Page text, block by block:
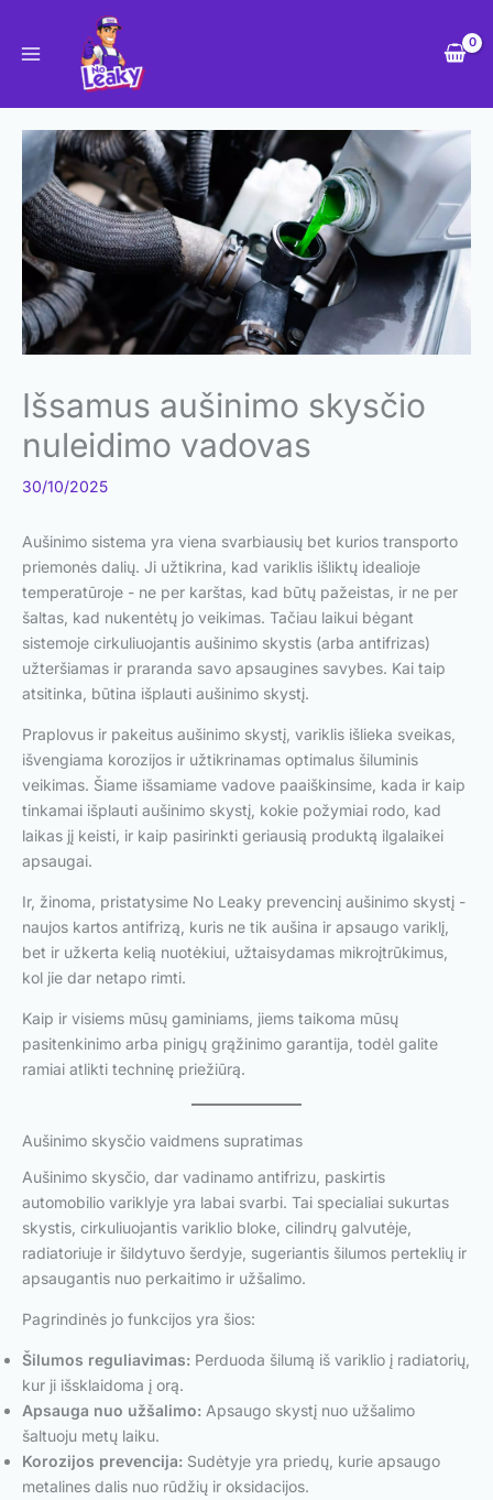
turinio
Išsamus aušinimo skysčio
nuleidimo vadovas
30/10/2025
Aušinimo sistema yra viena svarbiausių bet kurios transporto
priemonės dalių. Ji užtikrina, kad variklis išliktų idealioje
temperatūroje - ne per karštas, kad būtų pažeistas, ir ne per
šaltas, kad nukentėtų jo veikimas. Tačiau laikui bėgant
sistemoje cirkuliuojantis aušinimo skystis (arba antifrizas)
užteršiamas ir praranda savo apsaugines savybes. Kai taip
atsitinka, būtina išplauti aušinimo skystį.
Praplovus ir pakeitus aušinimo skystį, variklis išlieka sveikas,
išvengiama korozijos ir užtikrinamas optimalus šiluminis
veikimas. Šiame išsamiame vadove paaiškinsime, kada ir kaip
tinkamai išplauti aušinimo skystį, kokie požymiai rodo, kad
laikas jį keisti, ir kaip pasirinkti geriausią produktą ilgalaikei
apsaugai.
Ir, žinoma, pristatysime No Leaky prevencinį aušinimo skystį -
naujos kartos antifrizą, kuris ne tik aušina ir apsaugo variklį,
bet ir užkerta kelią nuotėkiui, užtaisydamas mikroįtrūkimus,
kol jie dar netapo rimti.
Kaip ir visiems mūsų gaminiams, jiems taikoma mūsų
pasitenkinimo arba pinigų grąžinimo garantija, todėl galite
ramiai atlikti techninę priežiūrą.
Aušinimo skysčio vaidmens supratimas
Aušinimo skysčio, dar vadinamo antifrizu, paskirtis
automobilio variklyje yra labai svarbi. Tai specialiai sukurtas
skystis, cirkuliuojantis variklio bloke, cilindrų galvutėje,
radiatoriuje ir šildytuvo šerdyje, sugeriantis šilumos perteklių ir
apsaugantis nuo perkaitimo ir užšalimo.
Pagrindinės jo funkcijos yra šios:
Šilumos reguliavimas: Perduoda šilumą iš variklio į radiatorių,
kur ji išsklaidoma į orą.
Apsauga nuo užšalimo: Apsaugo skystį nuo užšalimo
šaltuoju metų laiku.
Korozijos prevencija: Sudėtyje yra priedų, kurie apsaugo
metalines dalis nuo rūdžių ir oksidacijos.